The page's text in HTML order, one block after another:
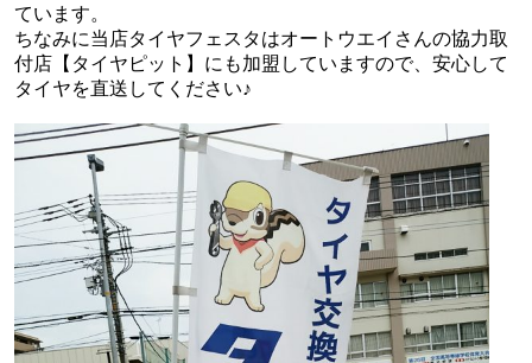
ています。
ちなみに当店タイヤフェスタはオートウエイさんの協力取
付店【タイヤピット】にも加盟していますので、安心して
タイヤを直送してください♪